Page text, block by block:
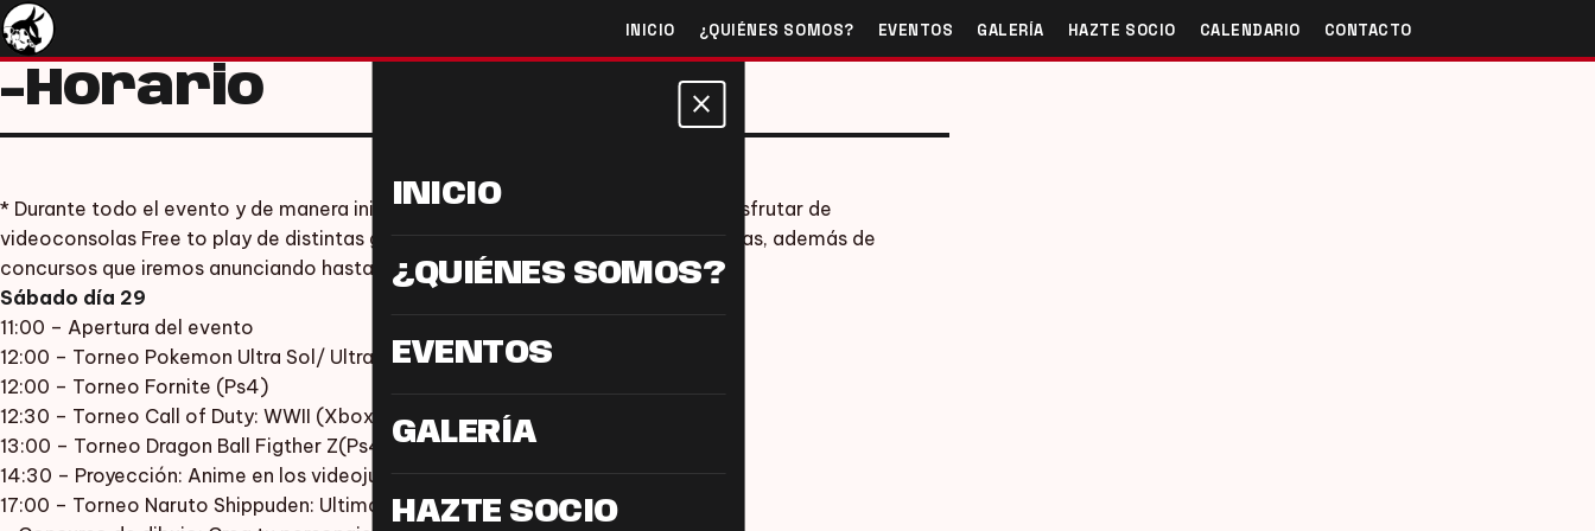
INICIO ¿QUIÉNES SOMOS? EVENTOS GALERÍA HAZTE SOCIO CALENDARIO CONTACTO
close
INICIO
¿QUIÉNES SOMOS?
EVENTOS
GALERÍA
HAZTE SOCIO
-Horario
* Durante todo el evento y de manera ininterrumpida los participantes podrán disfrutar de
videoconsolas Free to play de distintas generaciones, recreativas y retro consolas, además de
concursos que iremos anunciando hasta la fecha del evento.
Sábado día 29
11:00 – Apertura del evento
12:00 – Torneo Pokemon Ultra Sol/ Ultra Luna (Nintendo 3DS)
12:00 – Torneo Fornite (Ps4)
12:30 – Torneo Call of Duty: WWII (Xbox One)
13:00 – Torneo Dragon Ball Figther Z(Ps4)
14:30 – Proyección: Anime en los videojuegos
17:00 – Torneo Naruto Shippuden: Ultimate Ninja Storm 4 (Xbox One)